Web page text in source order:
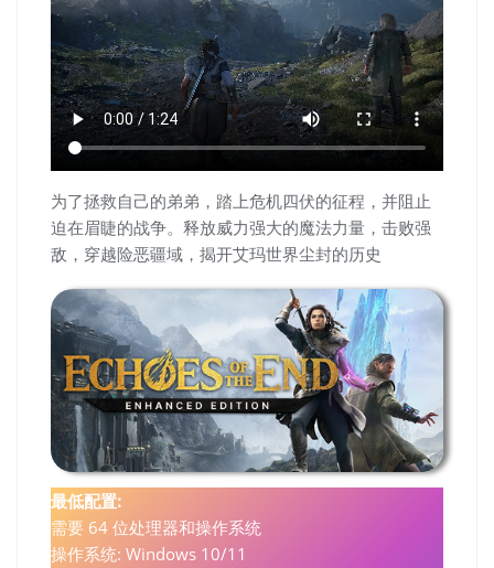
为了拯救自己的弟弟，踏上危机四伏的征程，并阻止
迫在眉睫的战争。释放威力强大的魔法力量，击败强
敌，穿越险恶疆域，揭开艾玛世界尘封的历史
最低配置:
需要 64 位处理器和操作系统
操作系统: Windows 10/11